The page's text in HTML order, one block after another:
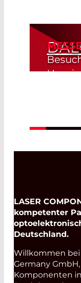
LASER
kompetenter
Deutschland.
Willkommen bei
Germany
Komponenten